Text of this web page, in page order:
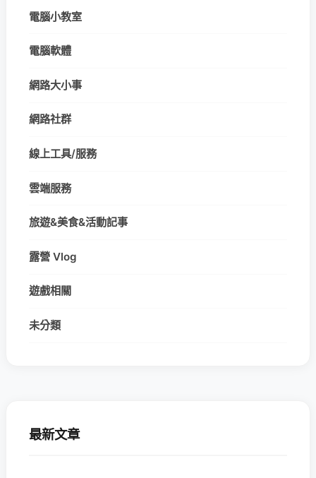
電腦小教室
電腦軟體
網路大小事
網路社群
線上工具/服務
雲端服務
旅遊&美食&活動記事
露營 Vlog
遊戲相關
未分類
最新文章